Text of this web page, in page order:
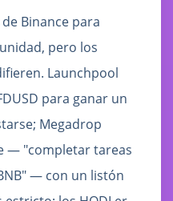
Binance para
pero los
Launchpool
para ganar un
Megadrop
— "completar tareas
— con un listón